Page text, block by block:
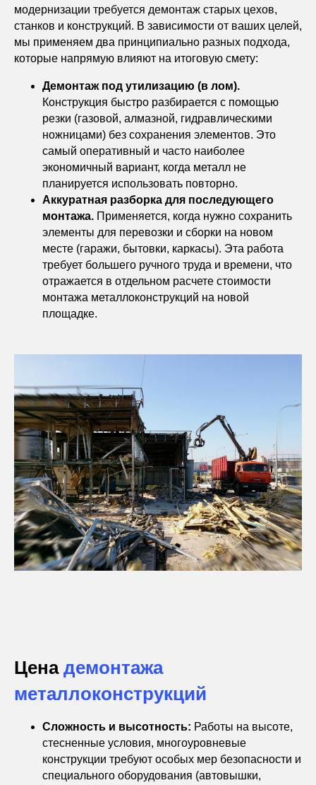
модернизации требуется демонтаж старых цехов,
станков и конструкций. В зависимости от ваших целей,
мы применяем два принципиально разных подхода,
которые напрямую влияют на итоговую смету:
Демонтаж под утилизацию (в лом).
Конструкция быстро разбирается с помощью
резки (газовой, алмазной, гидравлическими
ножницами) без сохранения элементов. Это
самый оперативный и часто наиболее
экономичный вариант, когда металл не
планируется использовать повторно.
Аккуратная разборка для последующего
монтажа. Применяется, когда нужно сохранить
элементы для перевозки и сборки на новом
месте (гаражи, бытовки, каркасы). Эта работа
требует большего ручного труда и времени, что
отражается в отдельном расчете стоимости
монтажа металлоконструкций на новой
площадке.
Цена демонтажа
металлоконструкций
Сложность и высотность: Работы на высоте,
стесненные условия, многоуровневые
конструкции требуют особых мер безопасности и
специального оборудования (автовышки,